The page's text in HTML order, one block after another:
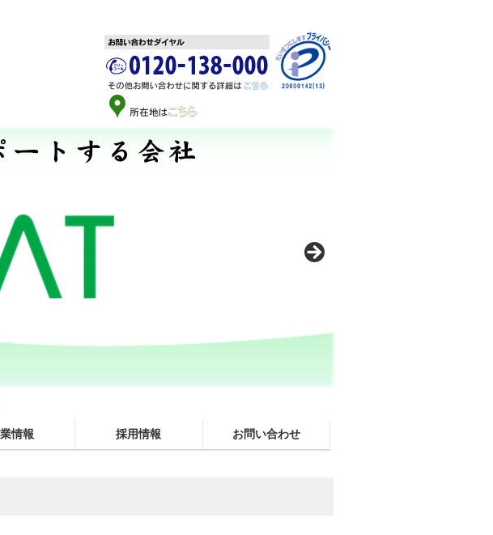
情報 採用情報 お問い合わせ